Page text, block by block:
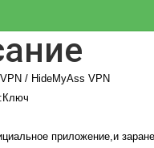
/ HideMyAss VPN
приложение,и